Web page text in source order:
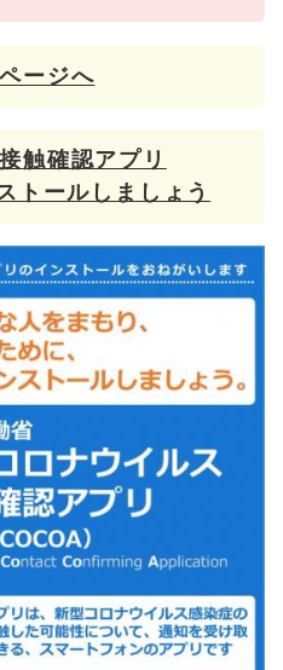
ージへ
触確認アプリ
トールしましょう